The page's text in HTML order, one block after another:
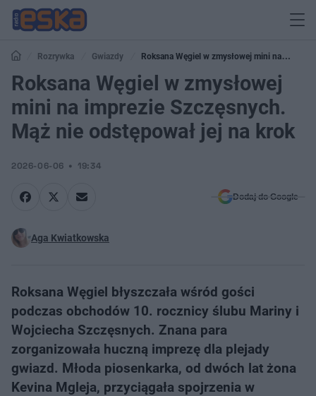
Rozrywka Gwiazdy
Roksana Węgiel w zmysłowej mini na
imprezie Szczęsnych. Mąż nie odstępował jej na krok
Roksana Węgiel w zmysłowej
mini na imprezie Szczęsnych.
Mąż nie odstępował jej na krok
2026-06-06 19:34
Dodaj do Google
Aga Kwiatkowska
Roksana Węgiel błyszczała wśród gości
podczas obchodów 10. rocznicy ślubu Mariny i
Wojciecha Szczęsnych. Znana para
zorganizowała huczną imprezę dla plejady
gwiazd. Młoda piosenkarka, od dwóch lat żona
Kevina Mgleja, przyciągała spojrzenia w